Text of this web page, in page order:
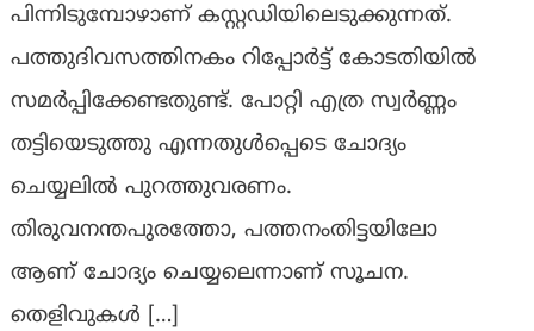
പിന്നിടുമ്പോഴാണ് കസ്റ്റഡിയിലെടുക്കുന്നത്.
പത്തുദിവസത്തിനകം റിപ്പോർട്ട് കോടതിയിൽ
സമർപ്പിക്കേണ്ടതുണ്ട്. പോറ്റി എത്ര സ്വർണ്ണം
തട്ടിയെടുത്തു എന്നതുൾപ്പെടെ ചോദ്യം
ചെയ്യലിൽ പുറത്തുവരണം.
തിരുവനന്തപുരത്തോ, പത്തനംതിട്ടയിലോ
ആണ് ചോദ്യം ചെയ്യലെന്നാണ് സൂചന.
തെളിവുകള്‍ […]